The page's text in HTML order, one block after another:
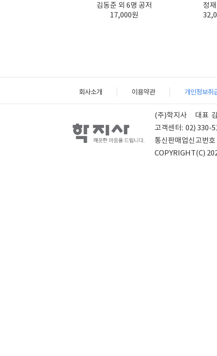
김동준 외 6명 공저
17,000원
정
회사소개 이용약관 개인정보취
(주)학지사 대표
고객센터: 02) 330-
통신판매업신고번호
COPYRIGHT(C)